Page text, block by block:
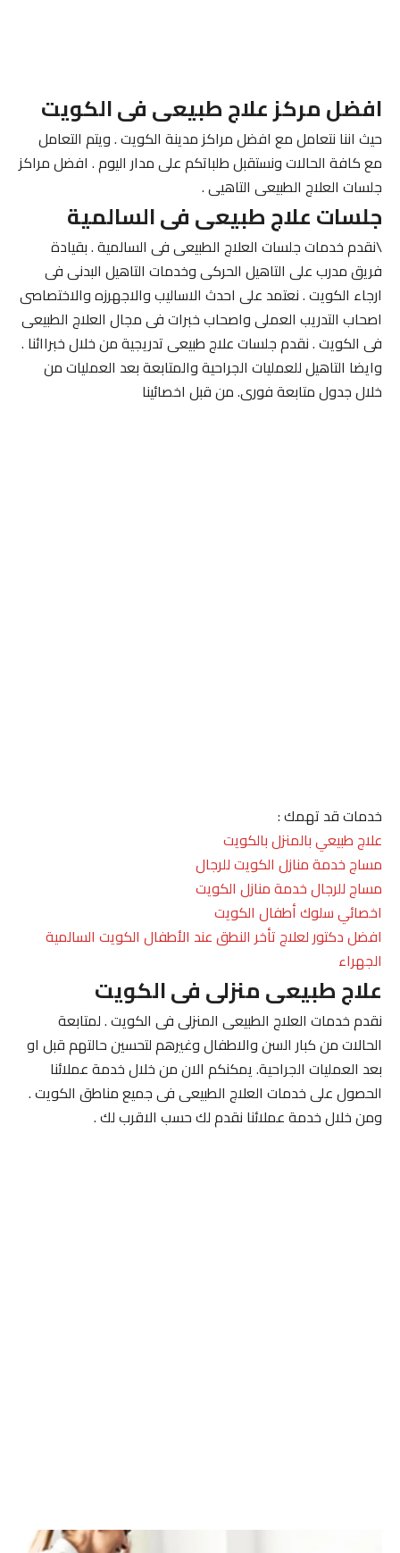
افضل مركز علاج طبيعى فى الكويت
حيث اننا نتعامل مع افضل مراكز مدينة الكويت . ويتم التعامل
مع كافة الحالات ونستقبل طلباتكم على مدار اليوم . افضل مراكز
جلسات العلاج الطبيعى التاهيى .
جلسات علاج طبيعى فى السالمية
\نقدم خدمات جلسات العلاج الطبيعى فى السالمية . بقيادة
فريق مدرب على التاهيل الحركى وخدمات التاهيل البدنى فى
ارجاء الكويت . نعتمد على احدث الاساليب والاجهرزه والاختصاصى
اصحاب التدريب العملى واصحاب خبرات فى مجال العلاج الطبيعى
فى الكويت . نقدم جلسات علاج طبيعى تدريجية من خلال خبراائنا .
وايضا التاهيل للعمليات الجراحية والمتابعة بعد العمليات من
خلال جدول متابعة فورى. من قبل اخصائينا
خدمات قد تهمك :
علاج طبيعي بالمنزل بالكويت
مساج خدمة منازل الكويت للرجال
مساج للرجال خدمة منازل الكويت
اخصائي سلوك أطفال الكويت
افضل دكتور لعلاج تأخر النطق عند الأطفال الكويت السالمية
الجهراء
علاج طبيعى منزلى فى الكويت
نقدم خدمات العلاج الطبيعى المنزلى فى الكويت . لمتابعة
الحالات من كبار السن والاطفال وغيرهم لتحسين حالتهم قبل او
بعد العمليات الجراحية. يمكنكم الان من خلال خدمة عملائنا
الحصول على خدمات العلاج الطبيعى فى جميع مناطق الكويت .
ومن خلال خدمة عملائنا نقدم لك حسب الاقرب لك .